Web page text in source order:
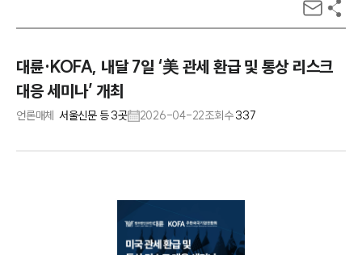
대륜·KOFA, 내달 7일 ‘美 관세 환급 및 통상 리스크
대응 세미나’ 개최
언론매체 서울신문 등 3곳 2026-04-22조회수337